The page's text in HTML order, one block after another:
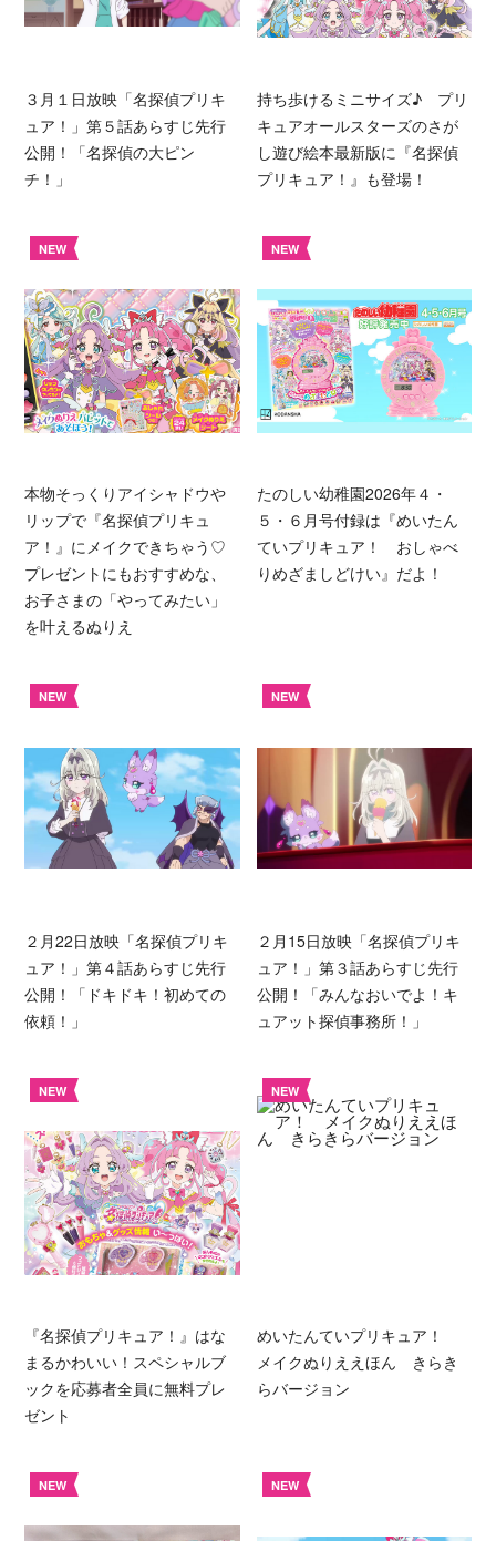
３月１日放映「名探偵プリキ
ュア！」第５話あらすじ先行
公開！「名探偵の大ピン
チ！」
持ち歩けるミニサイズ♪ プリ
キュアオールスターズのさが
し遊び絵本最新版に『名探偵
プリキュア！』も登場！
NEW
本物そっくりアイシャドウや
リップで『名探偵プリキュ
ア！』にメイクできちゃう♡
プレゼントにもおすすめな、
お子さまの「やってみたい」
を叶えるぬりえ
NEW
たのしい幼稚園2026年４・
５・６月号付録は『めいたん
ていプリキュア！ おしゃべ
りめざましどけい』だよ！
NEW
２月22日放映「名探偵プリキ
ュア！」第４話あらすじ先行
公開！「ドキドキ！初めての
依頼！」
NEW
２月15日放映「名探偵プリキ
ュア！」第３話あらすじ先行
公開！「みんなおいでよ！キ
ュアット探偵事務所！」
NEW
『名探偵プリキュア！』はな
まるかわいい！スペシャルブ
ックを応募者全員に無料プレ
ゼント
NEW
めいたんていプリキュア！
メイクぬりええほん きらき
らバージョン
NEW NEW